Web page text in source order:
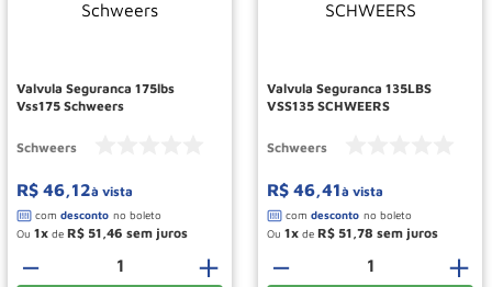
Valvula Seguranca 175lbs
Vss175 Schweers
Schweers
R$ 46,12à vista
Ou 1 de R$ 51,46
＋
－
Valvula Seguranca 135LBS
VSS135 SCHWEERS
Schweers
R$ 46,41à vista
Ou 1 de R$ 51,78
＋
－
Roda